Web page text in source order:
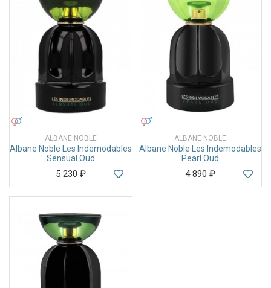
ALBANE NOBLE
Albane Noble Les Indemodables
Sensual Oud
5 230 ₽
ALBANE NOBLE
Albane Noble Les Indemodables
Pearl Oud
4 890 ₽